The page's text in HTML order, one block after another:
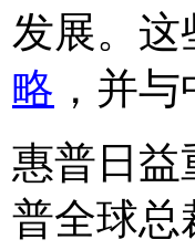
发展。
略 ，并
惠普日益
普全球总